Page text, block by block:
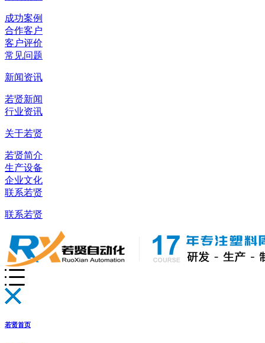
成功案例
合作客户
客户评价
常见问题
新闻资讯
若贤新闻
行业资讯
关于若贤
若贤简介
生产设备
企业文化
联系若贤
联系若贤
若贤首页